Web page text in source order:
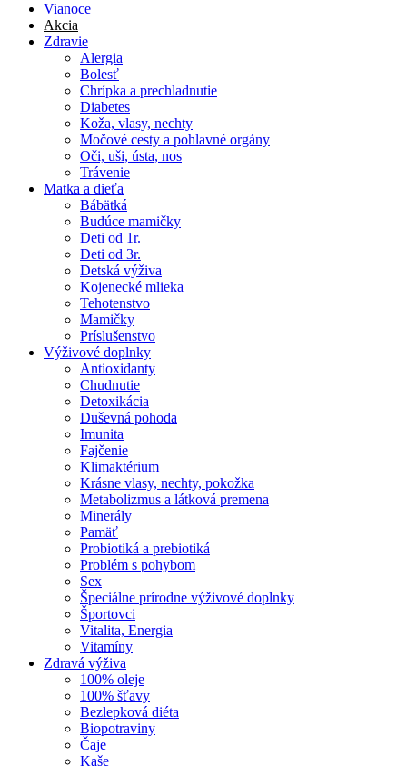
Vianoce
Akcia
Zdravie
Alergia
Bolesť
Chrípka a prechladnutie
Diabetes
Koža, vlasy, nechty
Močové cesty a pohlavné orgány
Oči, uši, ústa, nos
Trávenie
Matka a dieťa
Bábätká
Budúce mamičky
Deti od 1r.
Deti od 3r.
Detská výživa
Kojenecké mlieka
Tehotenstvo
Mamičky
Príslušenstvo
Výživové doplnky
Antioxidanty
Chudnutie
Detoxikácia
Duševná pohoda
Imunita
Fajčenie
Klimaktérium
Krásne vlasy, nechty, pokožka
Metabolizmus a látková premena
Minerály
Pamäť
Probiotiká a prebiotiká
Problém s pohybom
Sex
Špeciálne prírodne výživové doplnky
Športovci
Vitalita, Energia
Vitamíny
Zdravá výživa
100% oleje
100% šťavy
Bezlepková diéta
Biopotraviny
Čaje
Kaše